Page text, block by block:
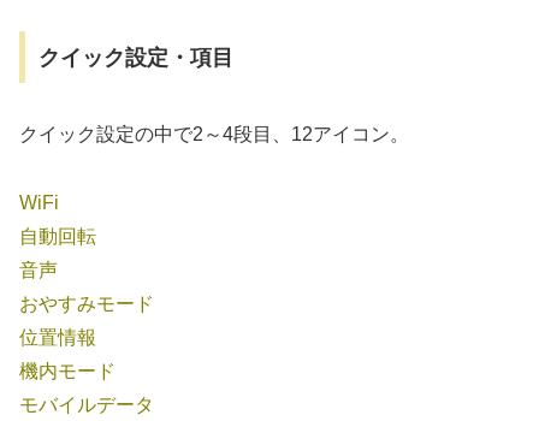
クイック設定・項目
クイック設定の中で2～4段目、12アイコン。
WiFi
自動回転
音声
おやすみモード
位置情報
機内モード
モバイルデータ